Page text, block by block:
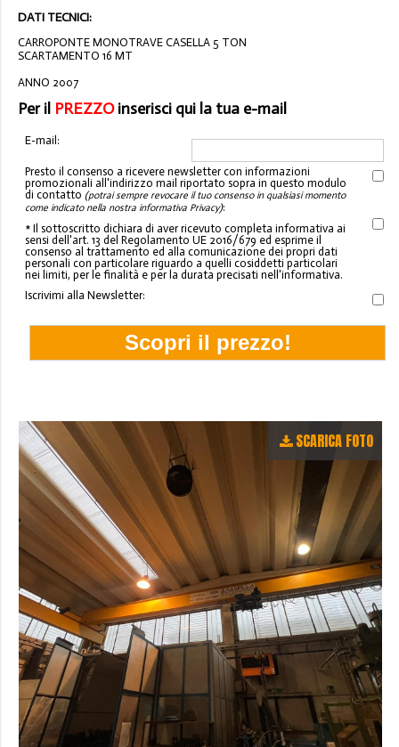
DATI TECNICI:
CARROPONTE MONOTRAVE CASELLA 5 TON
SCARTAMENTO 16 MT
ANNO 2007
Per il PREZZOinserisci qui la tua e-mail
E-mail:
Presto il consenso a ricevere newsletter con informazioni
promozionali all'indirizzo mail riportato sopra in questo modulo
di contatto (potrai sempre revocare il tuo consenso in qualsiasi momento
come indicato nella nostra informativa Privacy):
* Il sottoscritto dichiara di aver ricevuto completa informativa ai
sensi dell'art. 13 del Regolamento UE 2016/679 ed esprime il
consenso al trattamento ed alla comunicazione dei propri dati
personali con particolare riguardo a quelli cosiddetti particolari
nei limiti, per le finalità e per la durata precisati nell'informativa.
Iscrivimi alla Newsletter:
SCARICA FOTO